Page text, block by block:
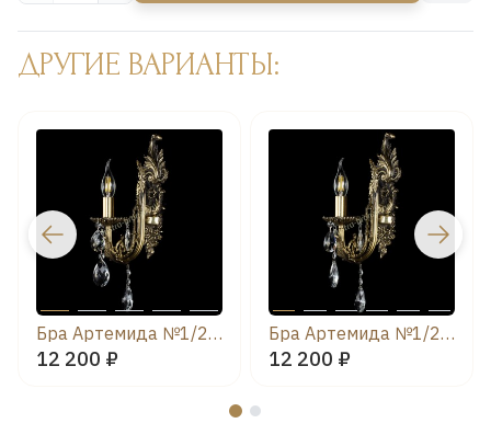
ДРУГИЕ ВАРИАНТЫ:
Бра Артемида №1/2 баден
12 200 ₽
Бра Артемида №1/2 журавлик
12 200 ₽